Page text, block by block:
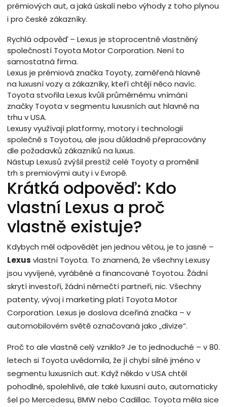
prémiových aut, a jaká úskalí nebo výhody z toho plynou
i pro české zákazníky.
Rychlá odpověď – Lexus je stoprocentně vlastněný
společností Toyota Motor Corporation. Není to
samostatná firma.
Lexus je prémiová značka Toyoty, zaměřená hlavně
na luxusní vozy a zákazníky, kteří chtějí něco navíc.
Toyota stvořila Lexus kvůli průměrnému vnímání
značky Toyota v segmentu luxusních aut hlavně na
trhu v USA.
Lexusy využívají platformy, motory i technologii
společně s Toyotou, ale jsou důkladně přepracovány
dle požadavků zákazníků na luxus.
Nástup Lexusů zvýšil prestiž celé Toyoty a proměnil
trh s premiovými auty i v Evropě.
Krátká odpověď: Kdo
vlastní Lexus a proč
vlastně existuje?
Kdybych měl odpovědět jen jednou větou, je to jasné –
Lexus vlastní Toyota. To znamená, že všechny Lexusy
jsou vyvíjené, vyráběné a financované Toyotou. Žádní
skrytí investoři, žádní němečtí partneři, nic. Všechny
patenty, vývoj i marketing platí Toyota Motor
Corporation. Lexus je doslova dceřiná značka – v
automobilovém světě označovaná jako „divize“.
Proč to ale vlastně celý vzniklo? Je to jednoduché – v 80.
letech si Toyota uvědomila, že jí chybí silné jméno v
segmentu luxusních aut. Když někdo v USA chtěl
pohodlné, spolehlivé, ale také luxusní auto, automaticky
šel po Mercedesu, BMW nebo Cadillac. Toyota měla sice